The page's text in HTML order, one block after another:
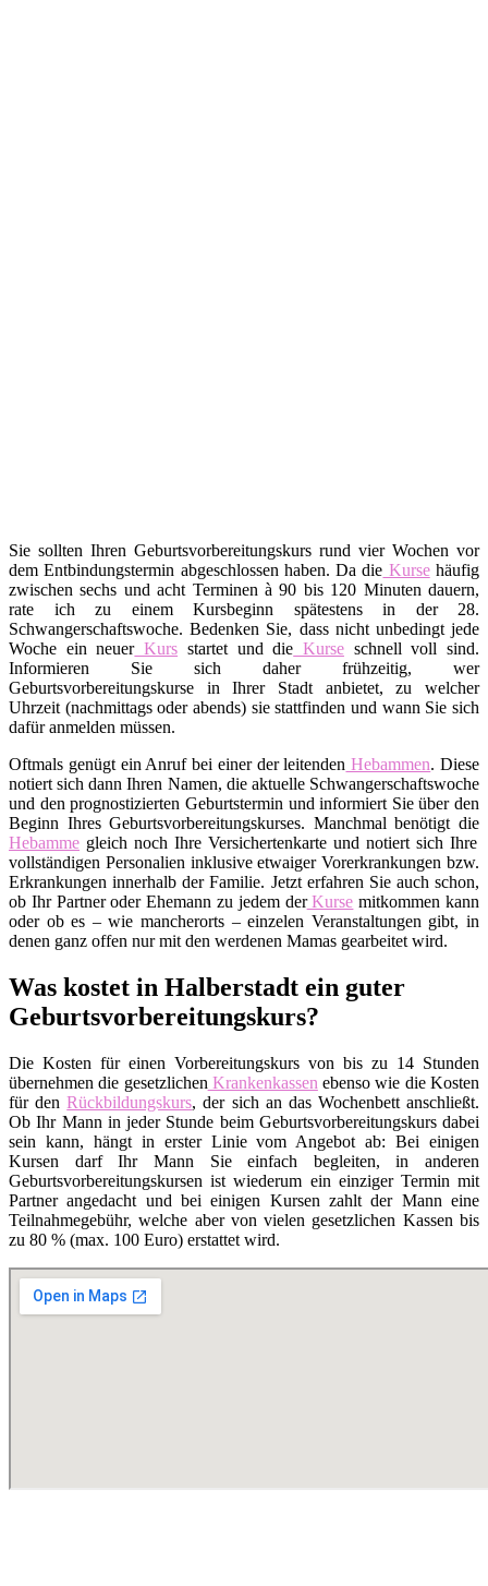
Sie sollten Ihren Geburtsvorbereitungskurs rund vier Wochen vor
dem Entbindungstermin abgeschlossen haben. Da die Kursehäufig
zwischen sechs und acht Terminen à 90 bis 120 Minuten dauern,
rate ich zu einem Kursbeginn spätestens in der 28.
Schwangerschaftswoche. Bedenken Sie, dass nicht unbedingt jede
Woche ein neuerKurs startet und die Kurseschnell voll sind.
Informieren Sie sich daher frühzeitig, wer
Geburtsvorbereitungskurse in Ihrer Stadt anbietet, zu welcher
Uhrzeit (nachmittags oder abends) sie stattfinden und wann Sie sich
dafür anmelden müssen.
Oftmals genügt ein Anruf bei einer der leitenden Hebammen. Diese
notiert sich dann Ihren Namen, die aktuelle Schwangerschaftswoche
und den prognostizierten Geburtstermin und informiert Sie über den
Beginn Ihres Geburtsvorbereitungskurses. Manchmal benötigt die
Hebamme gleich noch Ihre Versichertenkarte und notiert sich Ihre
vollständigen Personalien inklusive etwaiger Vorerkrankungen bzw.
Erkrankungen innerhalb der Familie. Jetzt erfahren Sie auch schon,
ob Ihr Partner oder Ehemann zu jedem derKurse mitkommen kann
oder ob es – wie mancherorts – einzelen Veranstaltungen gibt, in
denen ganz offen nur mit den werdenen Mamas gearbeitet wird.
Was kostet in Halberstadt ein guter
Geburtsvorbereitungskurs?
Die Kosten für einen Vorbereitungskurs von bis zu 14 Stunden
übernehmen die gesetzlichen Krankenkassen ebenso wie die Kosten
für denRückbildungskurs, der sich an das Wochenbett anschließt.
Ob Ihr Mann in jeder Stunde beim Geburtsvorbereitungskurs dabei
sein kann, hängt in erster Linie vom Angebot ab: Bei einigen
Kursen darf Ihr Mann Sie einfach begleiten, in anderen
Geburtsvorbereitungskursen ist wiederum ein einziger Termin mit
Partner angedacht und bei einigen Kursen zahlt der Mann eine
Teilnahmegebühr, welche aber von vielen gesetzlichen Kassen bis
zu 80 % (max. 100 Euro) erstattet wird.